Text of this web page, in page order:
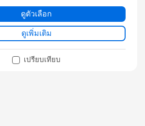
ดูตัวเลือก
ดูเพิ่มเติม
เปรียบเทียบ